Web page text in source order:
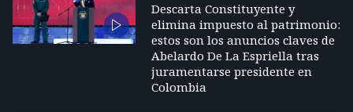
Descarta Constituyente y
elimina impuesto al patrimonio:
estos son los anuncios claves de
Abelardo De La Espriella tras
juramentarse presidente en
Colombia